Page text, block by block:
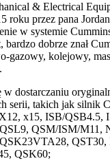
& Electrical
roku przez pana
w systemie
dobrze znał
gazowy, kolejowy,
w dostarczaniu
serii, takich jak silnik
x15, ISB/QSB4.5,
QSM/ISM/M11,
QSK60;